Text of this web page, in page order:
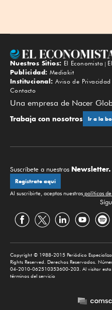
Nuestros Sitios: El Economista
Publicidad: Mediakit
Institucional: Aviso de Privacidad
Contacto
Una empresa de Nacer
Trabaja con nosotros Ir a la
Suscríbete a nuestros Newsletter.
Regístrate aquí
Al suscribirte, aceptas nuestras políticas
Copyright © 1988-2015 Periódico
Rights Reserved. Derechos Reservados.
04-2010-062510353600-203. Al visitar
términos del servicio